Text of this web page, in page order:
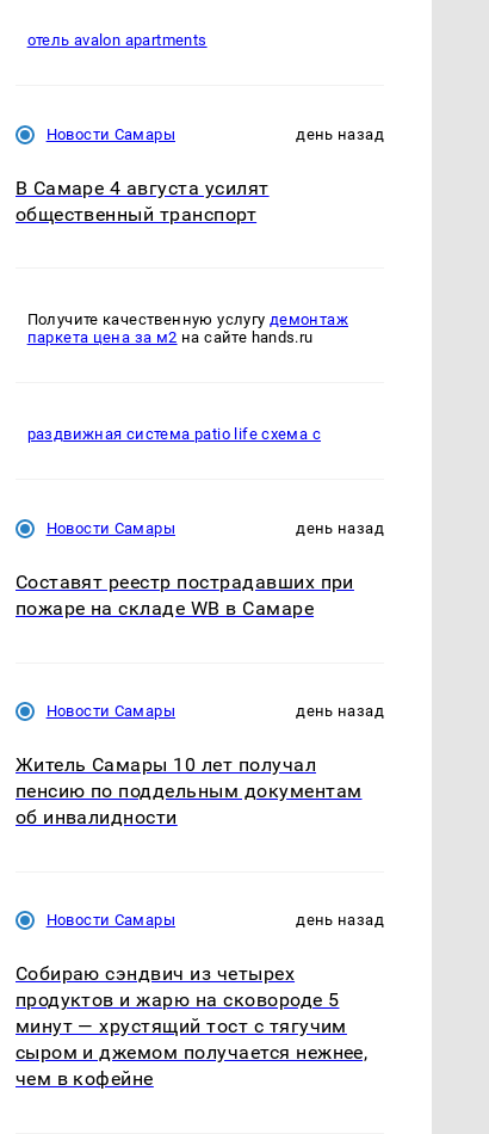
В ОАЭ произошло
криптомиллионера
Все новости по
Кавказе: читать здесь
отель avalon apartments
Новости Самары день назад
В Самаре 4 августа усилят
общественный транспорт
Получите качественную услугу демонтаж
паркета цена за м2 на сайте hands.ru
раздвижная система patio life схема с
Новости Самары день назад
Составят реестр пострадавших при
пожаре на складе WB в Самаре
Новости Самары день назад
Житель Самары 10 лет получал
пенсию по поддельным документам
об инвалидности
Новости Самары день назад
Собираю сэндвич из четырех
продуктов и жарю на сковороде 5
минут — хрустящий тост с тягучим
сыром и джемом получается нежнее,
чем в кофейне